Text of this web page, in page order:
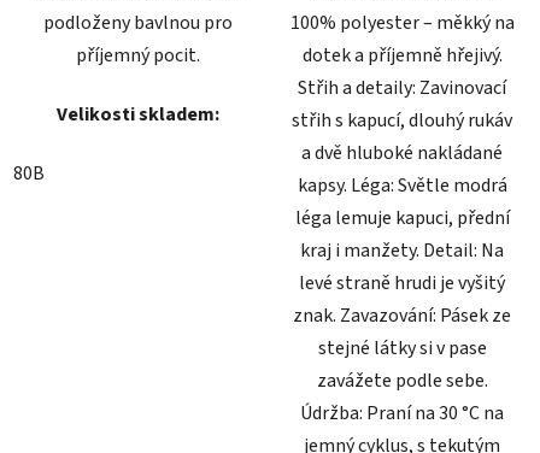
podloženy bavlnou pro
příjemný pocit.
Velikosti skladem:
80B
100% polyester – měkký na
dotek a příjemně hřejivý.
Střih a detaily: Zavinovací
střih s kapucí, dlouhý rukáv
a dvě hluboké nakládané
kapsy. Léga: Světle modrá
léga lemuje kapuci, přední
kraj i manžety. Detail: Na
levé straně hrudi je vyšitý
znak. Zavazování: Pásek ze
stejné látky si v pase
zavážete podle sebe.
Údržba: Praní na 30 °C na
jemný cyklus, s tekutým